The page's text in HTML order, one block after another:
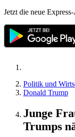
Jetzt die neue
Politik und
Donald Trump
Junge
Trumps